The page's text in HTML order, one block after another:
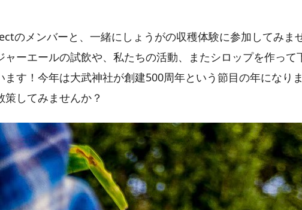
のメンバーと、一緒にしょうがの収穫体験に参加してみま
ーエールの試飲や、私たちの活動、またシロップを作って
す！今年は大武神社が創建500周年という節目の年になり
してみませんか？